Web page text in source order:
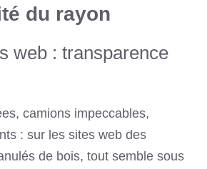
du rayon
web : transparence
camions impeccables,
: sur les sites web des
de bois, tout semble sous